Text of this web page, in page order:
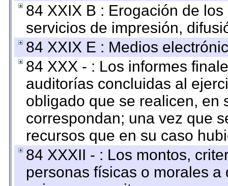
84 XXIX B : Erogación de
servicios de impresión,
84 XXIX E : Medios
84 XXX - : Los informes
auditorías concluidas al
obligado que se realicen, en
correspondan; una vez que
recursos que en su caso
84 XXXII - : Los montos,
personas físicas o morales